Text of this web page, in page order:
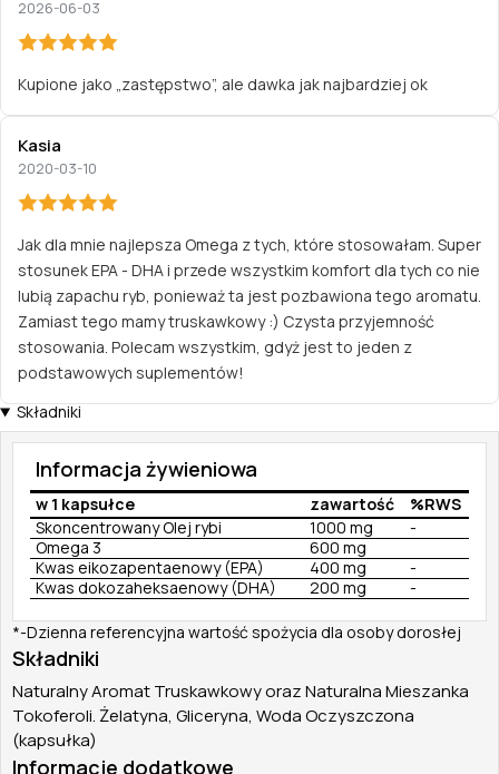
2026-06-03
Kupione jako „zastępstwo”, ale dawka jak najbardziej ok
Kasia
2020-03-10
Jak dla mnie najlepsza Omega z tych, które stosowałam. Super
stosunek EPA - DHA i przede wszystkim komfort dla tych co nie
lubią zapachu ryb, ponieważ ta jest pozbawiona tego aromatu.
Zamiast tego mamy truskawkowy :) Czysta przyjemność
stosowania. Polecam wszystkim, gdyż jest to jeden z
podstawowych suplementów!
Składniki
Informacja żywieniowa
w 1 kapsułce zawartość
%RWS
Skoncentrowany Olej rybi
1000 mg
-
Omega 3
600 mg
Kwas eikozapentaenowy (EPA)
400 mg
-
Kwas dokozaheksaenowy (DHA)
200 mg -
*-Dzienna referencyjna wartość spożycia dla osoby dorosłej
Składniki
Naturalny Aromat Truskawkowy oraz Naturalna Mieszanka
Tokoferoli. Żelatyna, Gliceryna, Woda Oczyszczona
(kapsułka)
Informacje dodatkowe